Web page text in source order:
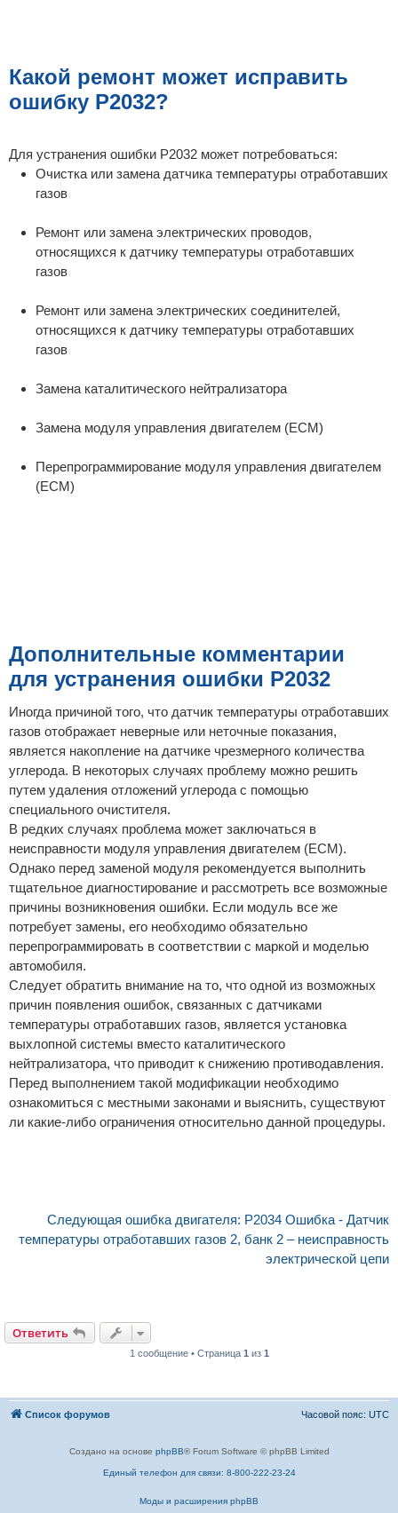
Какой ремонт может исправить
ошибку P2032?
Для устранения ошибки P2032 может потребоваться:
Очистка или замена датчика температуры отработавших
газов
Ремонт или замена электрических проводов,
относящихся к датчику температуры отработавших
газов
Ремонт или замена электрических соединителей,
относящихся к датчику температуры отработавших
газов
Замена каталитического нейтрализатора
Замена модуля управления двигателем (ECM)
Перепрограммирование модуля управления двигателем
(ECM)
Дополнительные комментарии
для устранения ошибки P2032
Иногда причиной того, что датчик температуры отработавших
газов отображает неверные или неточные показания,
является накопление на датчике чрезмерного количества
углерода. В некоторых случаях проблему можно решить
путем удаления отложений углерода с помощью
специального очистителя.
В редких случаях проблема может заключаться в
неисправности модуля управления двигателем (ECM).
Однако перед заменой модуля рекомендуется выполнить
тщательное диагностирование и рассмотреть все возможные
причины возникновения ошибки. Если модуль все же
потребует замены, его необходимо обязательно
перепрограммировать в соответствии с маркой и моделью
автомобиля.
Следует обратить внимание на то, что одной из возможных
причин появления ошибок, связанных с датчиками
температуры отработавших газов, является установка
выхлопной системы вместо каталитического
нейтрализатора, что приводит к снижению противодавления.
Перед выполнением такой модификации необходимо
ознакомиться с местными законами и выяснить, существуют
ли какие-либо ограничения относительно данной процедуры.
Следующая ошибка двигателя: P2034 Ошибка - Датчик
температуры отработавших газов 2, банк 2 – неисправность
электрической цепи
Ответить
1 сообщение • Страница 1 из 1
Список форумов Часовой пояс: UTC
Создано на основе phpBB® Forum Software © phpBB Limited
Единый телефон для связи: 8-800-222-23-24
Моды и расширения phpBB